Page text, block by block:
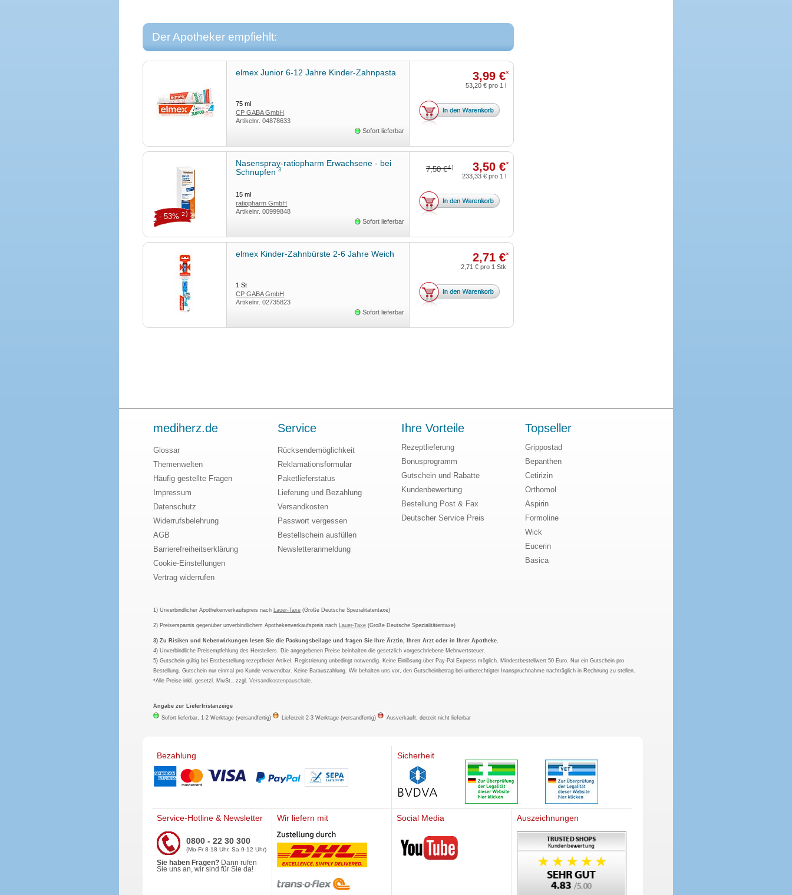
Der Apotheker empfiehlt:
elmex Junior 6-12 Jahre Kinder-Zahnpasta
75ml
CP GABA GmbH
Artikelnr.04878633
Sofort lieferbar
3,99 €*
53,20 € pro 1 l
Nasenspray-ratiopharm Erwachsene - bei
Schnupfen3
15ml
ratiopharm GmbH
Artikelnr.00999848
Sofort lieferbar
7,50 €4) 3,50 €*
- 53% 2)
233,33 € pro 1 l
elmex Kinder-Zahnbürste 2-6 Jahre Weich
1St
CP GABA GmbH
Artikelnr.02735823
Sofort lieferbar
2,71 €*
2,71 € pro 1 Stk
mediherz.de
Glossar
Themenwelten
Häufig gestellte Fragen
Impressum
Datenschutz
Widerrufsbelehrung
AGB
Barrierefreiheitserklärung
Cookie-Einstellungen
Vertrag widerrufen
Service
Rücksendemöglichkeit
Reklamationsformular
Paketlieferstatus
Lieferung und Bezahlung
Versandkosten
Passwort vergessen
Bestellschein ausfüllen
Newsletteranmeldung
Ihre Vorteile
Rezeptlieferung
Bonusprogramm
Gutschein und Rabatte
Kundenbewertung
Bestellung Post & Fax
Deutscher Service Preis
Topseller
Grippostad
Bepanthen
Cetirizin
Orthomol
Aspirin
Formoline
Wick
Eucerin
Basica
1) Unverbindlicher Apothekenverkaufspreis nach Lauer-Taxe (Große Deutsche Spezialitätentaxe)
2) Preisersparnis gegenüber unverbindlichem Apothekenverkaufspreis nach Lauer-Taxe (Große Deutsche Spezialitätentaxe)
3) Zu Risiken und Nebenwirkungen lesen Sie die Packungsbeilage und fragen Sie Ihre Ärztin, Ihren Arzt oder in Ihrer Apotheke.
4) Unverbindliche Preisempfehlung des Herstellers. Die angegebenen Preise beinhalten die gesetzlich vorgeschriebene Mehrwertsteuer.
5) Gutschein gültig bei Erstbestellung rezeptfreier Artikel. Registrierung unbedingt notwendig. Keine Einlösung über Pay-Pal Express möglich. Mindestbestellwert 50 Euro. Nur ein Gutschein pro
Bestellung. Gutschein nur einmal pro Kunde verwendbar. Keine Barauszahlung. Wir behalten uns vor, den Gutscheinbetrag bei unberechtigter Inanspruchnahme nachträglich in Rechnung zu stellen.
*Alle Preise inkl. gesetzl. MwSt., zzgl.Versandkostenpauschale
Angabe zur Lieferfristanzeige
Sofort lieferbar, 1-2 Werktage (versandfertig)
Lieferzeit 2-3 Werktage (versandfertig) Ausverkauft, derzeit nicht lieferbar
Bezahlung Sicherheit
Service-Hotline & Newsletter
0800 - 22 30 300
(Mo-Fr 8-18 Uhr, Sa 9-12 Uhr)
Sie haben Fragen? Dann rufen
Sie uns an, wir sind für Sie da!
Wir liefern mit Social Media
Mediherz
Auszeichnungen